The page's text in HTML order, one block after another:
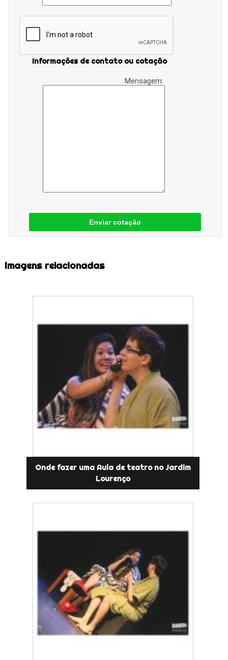
Informações de contato ou cotação
Mensagem:
Enviar cotação
Imagens relacionadas
Onde fazer uma Aula de teatro no Jardim
Lourenço